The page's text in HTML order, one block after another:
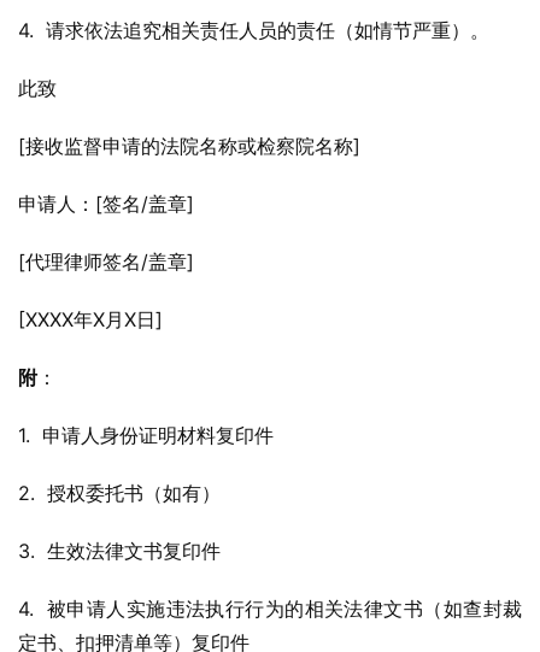
4.  请求依法追究相关责任人员的责任（如情节严重）。
此致
[接收监督申请的法院名称或检察院名称]
申请人：[签名/盖章]
[代理律师签名/盖章]
[XXXX年X月X日]
附：
1.  申请人身份证明材料复印件
2.  授权委托书（如有）
3.  生效法律文书复印件
4.  被申请人实施违法执行行为的相关法律文书（如查封裁
定书、扣押清单等）复印件